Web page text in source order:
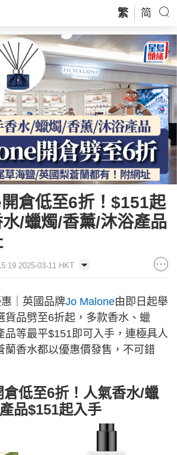
繁 简
倉低至6折！$151起
/蠟燭/香薰/沐浴產品
2025-03-11 HKT
｜英國品牌Jo Malone由即日起舉
貨品劈至6折起，多款香水、蠟
品等最平$151即可入手，連極具人
蘭香水都以優惠價發售，不可錯
低至6折！人氣香水/蠟
品$151起入手